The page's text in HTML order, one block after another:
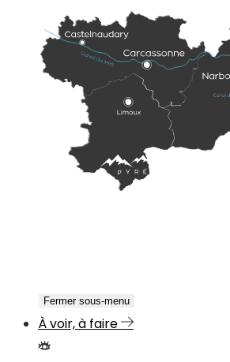
Fermer sous-menu
À voir, à faire